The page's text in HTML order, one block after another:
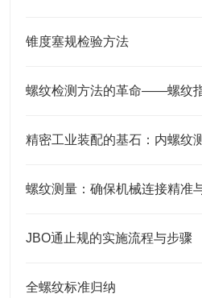
锥度塞规检验方法
螺纹检测方法的革命——螺纹
螺纹测量：确保机械连接精准
JBO通止规的实施流程与步骤
全螺纹标准归纳